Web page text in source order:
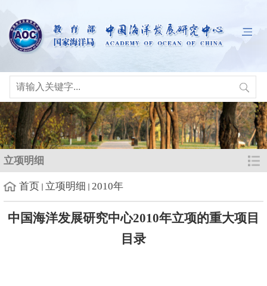
立项明细
首页 立项明细 2010年
中国海洋发展研究中心2010年立项的重大项目
目录